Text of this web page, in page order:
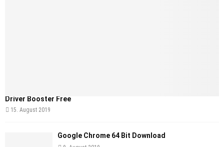
Driver Booster Free
15. August 2019
Google Chrome 64 Bit Download